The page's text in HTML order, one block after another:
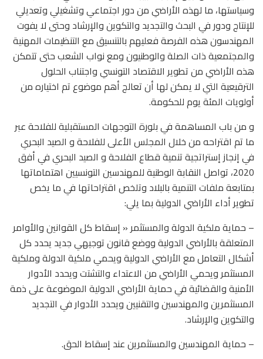
وسياستها، ما لهذه الأراضي من دور اجتماعي وتشغيلي وتعديلي
للإنتاج ودور في البحث والتجديد والتكوين والإرشاد وحتى لا يفوت
المهندسون هذه الفرصة فعليهم بالتنسيق مع التنظيمات المهنية
والمجتمعية ذات الصلة والوطنيون ومع نواب الشعب حتى تتمكن
هذه الأراضي من تطوير الاقتصاد التونسي واجتناب الحلول
الترقيعية التي لا يمكن لها أن تعالج أهم موضوع تم اختياره من
أولويات المئة يوم للحكومة.
و من باب المساهمة في بلورة التوجهات المستقبلية للفلاحة عبر
ما تم اقتراحه من خلال المجلس الأعلى للفلاحة و الصيد البحري
في إنجاز إستراتجية تنمية قطاع الفلاحة و الصيد البحري في أفق
2020، تواصل النقابة الوطنية للمهندسين التونسيين اهتماماتها
بمتابعة ملفات التنمية بالبلاد وتلخص اقتراحاتها في ما يخص
تطوير أداء الأراضي الدولية بما يلي:
– حماية ملكية الدولة والمستثمر « إسقاط كل القوانين والأوامر
المتعلقة بالأراضي الدولية ووضع قانون توجيهي جديد يحدد كل
أشكال التعامل مع الأراضي الدولية ويحمي ملكية الدولة وملكية
المستثمر ويحمي الأراضي من الاعتداء والتشتت ويحدد الأدوار
الأمنية والقضائية في حماية الأراضي الدولية الموضوعة على ذمة
المستثمرين والمهندسين والتقنيين ويحدد الأدوار في التجديد
والتكوين والإرشاد.
– حماية المهندسين والمستثمرين عند إسقاط الحق.